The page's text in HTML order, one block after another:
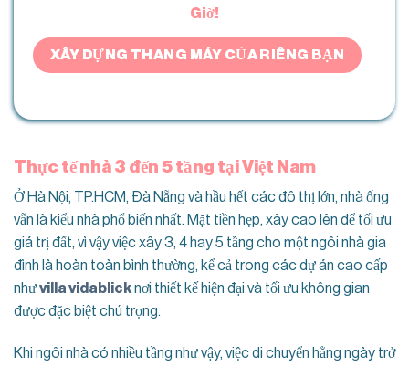
Giờ!
XÂY DỰNG THANG MÁY CỦA RIÊNG BẠN
Thực tế nhà 3 đến 5 tầng tại Việt Nam
Ở Hà Nội, TP.HCM, Đà Nẵng và hầu hết các đô thị lớn, nhà ống
vẫn là kiểu nhà phổ biến nhất. Mặt tiền hẹp, xây cao lên để tối ưu
giá trị đất, vì vậy việc xây 3, 4 hay 5 tầng cho một ngôi nhà gia
đình là hoàn toàn bình thường, kể cả trong các dự án cao cấp
nhưvilla vidablicknơi thiết kế hiện đại và tối ưu không gian
được đặc biệt chú trọng.
Khi ngôi nhà có nhiều tầng như vậy, việc di chuyển hằng ngày trở